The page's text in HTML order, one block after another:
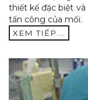
thiết kế đặc biệt
tấn công của mối.
XEM TIẾP...